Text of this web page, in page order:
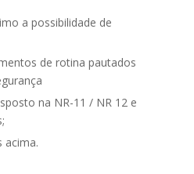
a possibilidade de
de rotina pautados
na NR-11 / NR 12 e
acima.